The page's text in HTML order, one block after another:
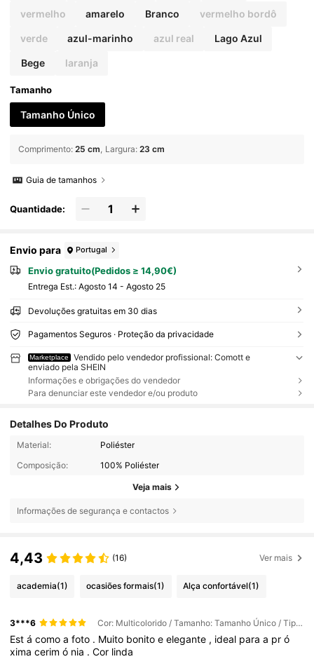
vermelho amarelo Branco vermelho bordô
verde azul-marinho azul real Lago Azul
Bege laranja
Tamanho
Tamanho Único
Comprimento: 25 cm Largura: 23 cm
Guia de tamanhos
Quantidade:
Envio para Portugal
Envio gratuito(Pedidos ≥ 14,90€)
Entrega Est.: Agosto 14 - Agosto 25
Devoluções gratuitas em 30 dias
Pagamentos Seguros · Proteção da privacidade
Marketplace
Vendido pelo vendedor profissional: Comott e
enviado pela SHEIN
Informações e obrigações do vendedor
Para denunciar este vendedor e/ou produto
Detalhes Do Produto
Material:
Poliéster
Composição:
100% Poliéster
Veja mais
Informações de segurança e contactos
4,43 (16) Ver mais
academia(1) ocasiões formais(1) Alça confortável(1)
3***6 Cor: Multicolorido / Tamanho: Tamanho Único / Tipos de estilo: ouro
Estácomoafoto . Muito bonitoeelegante , ideal paraa pró
ximacerimó nia .Cor linda